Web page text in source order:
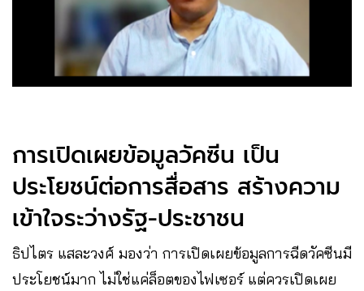
การเปิดเผยข้อมูลวัคซีน เป็น
ประโยชน์ต่อการสื่อสาร สร้างความ
เข้าใจระว่างรัฐ-ประชาชน
ธิปไตร แสละวงศ์ มองว่า การเปิดเผยข้อมูลการฉีดวัคซีนมี
ประโยชน์มาก ไม่ใช่แค่ล็อตของไฟเซอร์ แต่ควรเปิดเผย